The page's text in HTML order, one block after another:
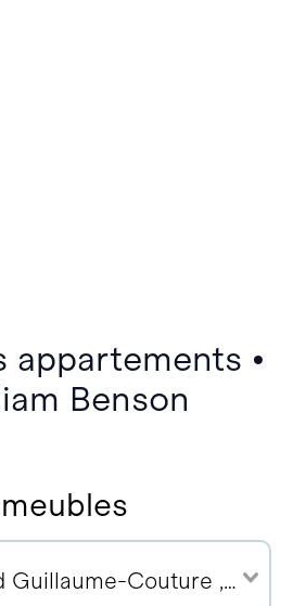
appartements •
Benson